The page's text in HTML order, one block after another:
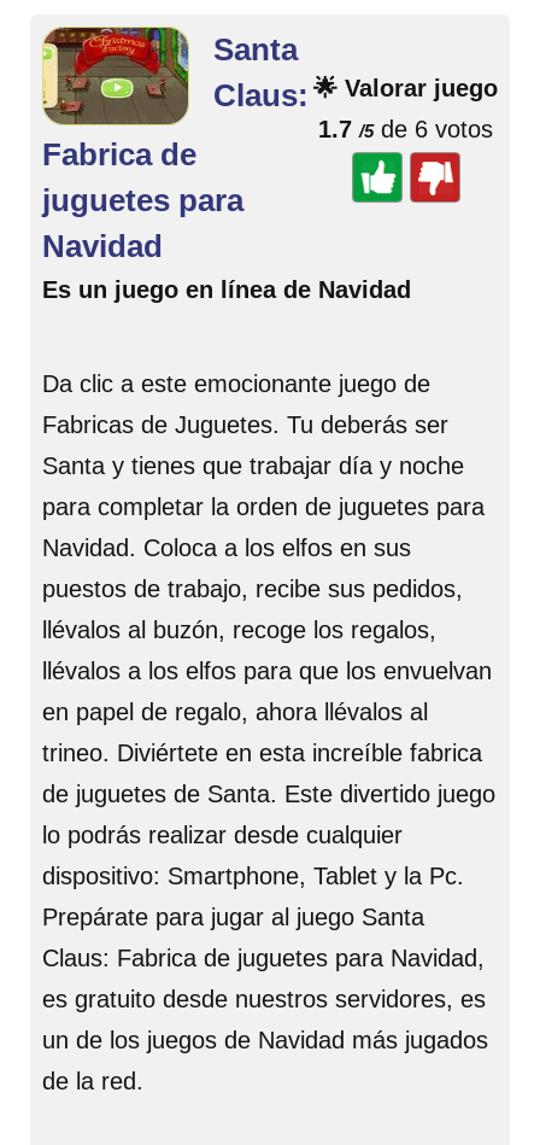
🌟 Valorar juego
1.7 /5de 6 votos
Santa
Claus:
Fabrica de
juguetes para
Navidad
Es un juego en línea de Navidad
Da clic a este emocionante juego de
Fabricas de Juguetes. Tu deberás ser
Santa y tienes que trabajar día y noche
para completar la orden de juguetes para
Navidad. Coloca a los elfos en sus
puestos de trabajo, recibe sus pedidos,
llévalos al buzón, recoge los regalos,
llévalos a los elfos para que los envuelvan
en papel de regalo, ahora llévalos al
trineo. Diviértete en esta increíble fabrica
de juguetes de Santa. Este divertido juego
lo podrás realizar desde cualquier
dispositivo: Smartphone, Tablet y la Pc.
Prepárate para jugar al juego Santa
Claus: Fabrica de juguetes para Navidad,
es gratuito desde nuestros servidores, es
un de los juegos de Navidad más jugados
de la red.